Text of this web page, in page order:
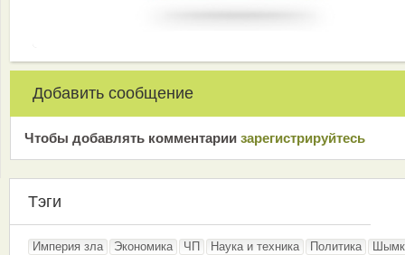
Добавить сообщение
Чтобы добавлять комментарии зарeгиcтрирyйтeсь
Тэги
Империя зла Экономика ЧП Наука и техника Политика